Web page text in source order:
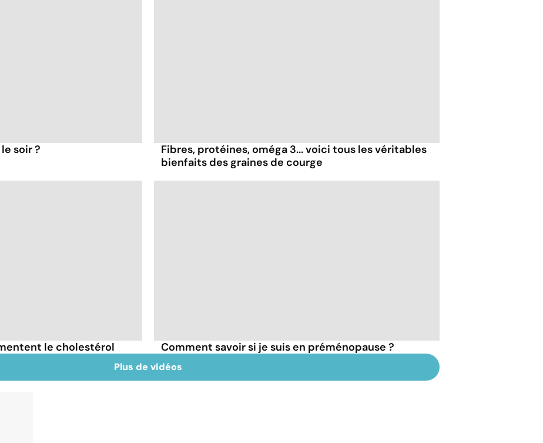
soir ?
Fibres, protéines, oméga 3... voici tous les véritables
bienfaits des graines de courge
le cholestérol Comment savoir si je suis en préménopause ?
Plus de vidéos